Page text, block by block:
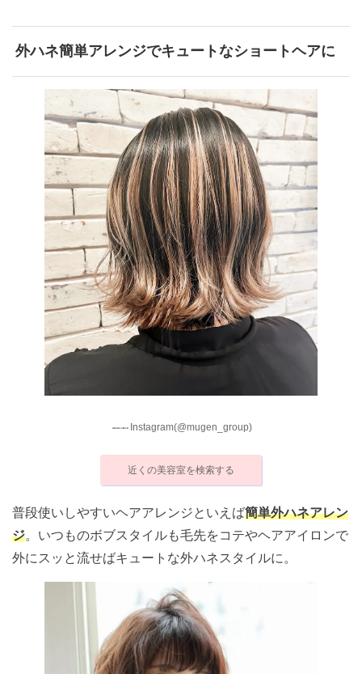
外ハネ簡単アレンジでキュートなショートヘアに
Instagram(@mugen_group)
近くの美容室を検索する
普段使いしやすいヘアアレンジといえば簡単外ハネアレン
ジ。いつものボブスタイルも毛先をコテやヘアアイロンで
外にスッと流せばキュートな外ハネスタイルに。